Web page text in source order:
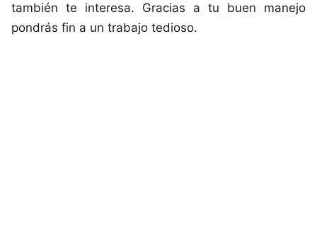
también te interesa. Gracias a tu buen manejo
pondrás fin a un trabajo tedioso.